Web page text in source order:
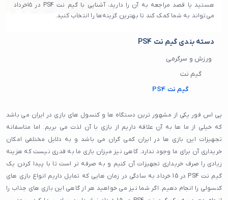
هستید یا قصد مراجعه به آن را دارید، آشنایی با گیم نت PS4 در ۱۵خرداد
می‌تواند به شما کمک کند تا بهترین گزینه‌ها را انتخاب کنید.
دسته بندی گیم نت PS4
ورزش و سرگرمی
گیم نت
گیم نت PS4
پی اس فور یکی از مشهور ترین دستگاه ها و کنسول های بازی در ایران می باشد
که خیلی از ما ها به آن علاقه داریم از بازی با آن لذت می بریم. اما متاسفانه
تجهیزات این بازی ها در ایران کمی گران می باشد و به دلایل مختلفی امکان
خریداری آن برای ما وجود ندارد. گاهی نیز میزان بازی ما به قدری نیست که هزینه
زیادی را صرف خریداری تجهیزات آن کنیم و به صرفه تر است تا با پیدا کردن یک
گیم نت PS4 در 15 خرداد به سادگی در زمان هایی که تمایل داریم انواع بازی های
کنسولی را انجام دهیم. اگر شما نیز می خواهید هر از گاهی این بازی های جذاب را